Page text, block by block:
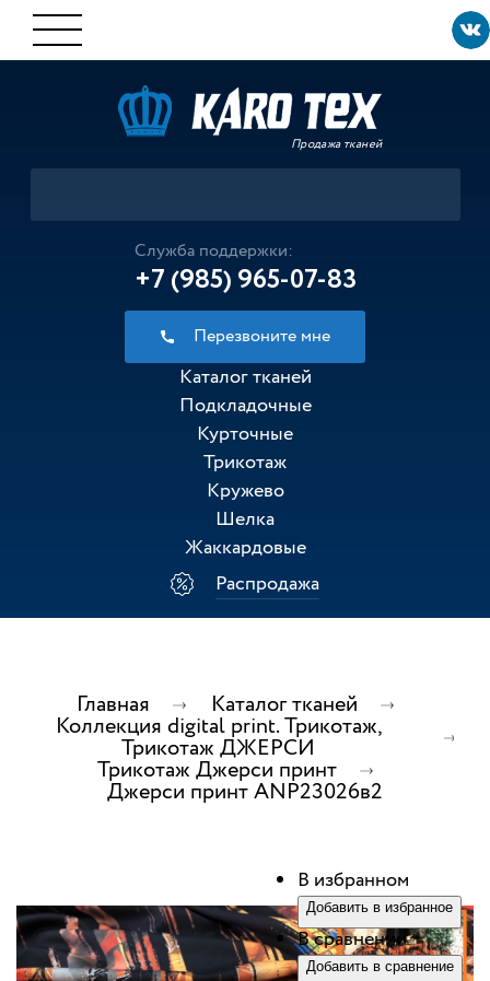
Продажа тканей
Служба поддержки:
+7 (985) 965-07-83
Перезвоните мне
Каталог тканей
Подкладочные
Курточные
Трикотаж
Кружево
Шелка
Жаккардовые
Распродажа
Главная Каталог тканей
Коллекция digital print. Трикотаж,
Трикотаж ДЖЕРСИ
Трикотаж Джерси принт
Джерси принт ANP23026в2
В избранном
Добавить в избранное
В сравнении
Добавить в сравнение